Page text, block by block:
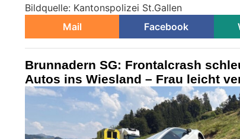
Bildquelle: Kantonspolizei St.Gallen
Mail
Facebook
Brunnadern SG: Frontalcrash
Autos ins Wiesland – Frau leicht